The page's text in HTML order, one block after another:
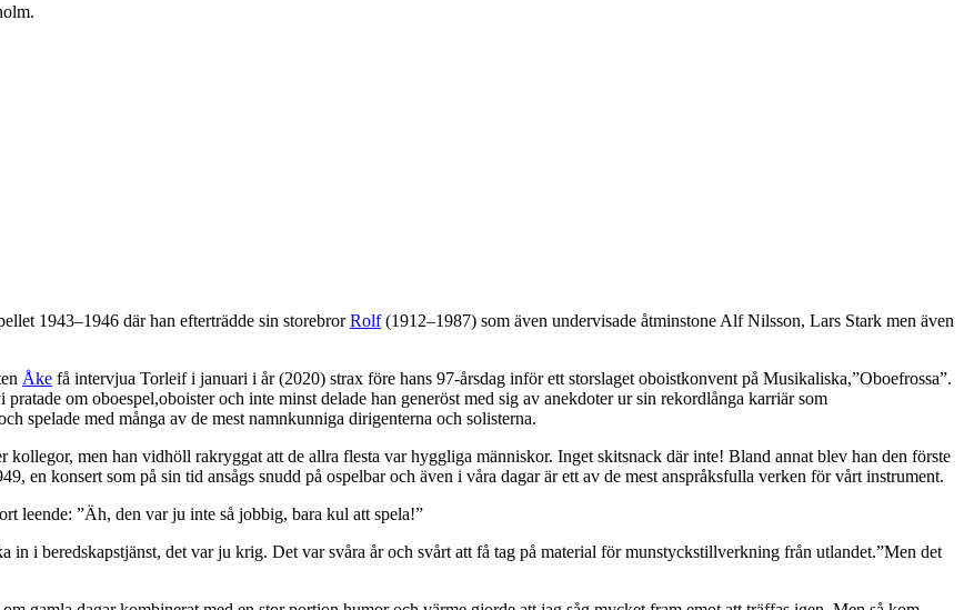
1943–1946 där han efterträdde sin storebrorRolf(1912–1987) som även undervisade åtminstone Alf Nilsson, Lars Stark men även
Åke få intervjua Torleif i januari i år (2020) strax före hans 97-årsdag inför ett storslaget oboistkonvent på Musikaliska,”Oboefrossa”.
om oboespel,oboister och inte minst delade han generöst med sig av anekdoter ur sin rekordlånga karriär som
spelade med många av de mest namnkunniga dirigenterna och solisterna.
men han vidhöll rakryggat att de allra flesta var hyggliga människor. Inget skitsnack där inte! Bland annat blev han den förste
en konsert som på sin tid ansågs snudd på ospelbar och även i våra dagar är ett av de mest anspråksfulla verken för vårt instrument.
leende: ”Äh, den var ju inte så jobbig, bara kul att spela!”
in i beredskapstjänst, det var ju krig. Det var svåra år och svårt att få tag på material för munstyckstillverkning från utlandet.”Men det